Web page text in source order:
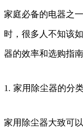
家庭必备的电器之
时，很多人不知该
器的效率和选购指
1. 家用除尘器的分
家用除尘器大致可